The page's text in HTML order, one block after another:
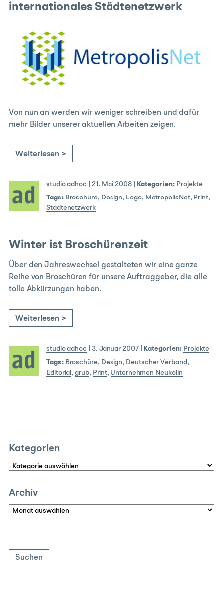
internationales Städtenetzwerk
Von nun an werden wir weniger schreiben und dafür
mehr Bilder unserer aktuellen Arbeiten zeigen.
Weiterlesen >
studio adhoc 21. Mai 2008| Kategorien: Projekte
Tags: Broschüre, Design, Logo, MetropolisNet, Print,
Städtenetzwerk
Winter ist Broschürenzeit
Über den Jahreswechsel gestalteten wir eine ganze
Reihe von Broschüren für unsere Auftraggeber, die alle
tolle Abkürzungen haben.
Weiterlesen >
studio adhoc 3. Januar 2007| Kategorien: Projekte
Tags: Broschüre, Design, Deutscher Verband ,
Editorial ,grub, Print, Unternehmen Neukölln
Kategorien
Kategorien
Archiv
Archiv
nach: